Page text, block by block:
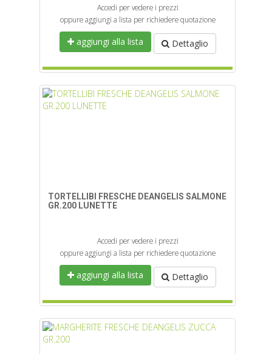
Accedi per vedere i prezzi
oppure aggiungi a lista per richiedere quotazione
aggiungi alla lista Dettaglio
TORTELLIBI FRESCHE DEANGELIS SALMONE
GR.200 LUNETTE
Accedi per vedere i prezzi
oppure aggiungi a lista per richiedere quotazione
aggiungi alla lista Dettaglio